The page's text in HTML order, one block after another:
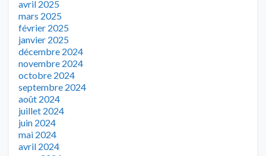
avril 2025
mars 2025
février 2025
janvier 2025
décembre 2024
novembre 2024
octobre 2024
septembre 2024
août 2024
juillet 2024
juin 2024
mai 2024
avril 2024